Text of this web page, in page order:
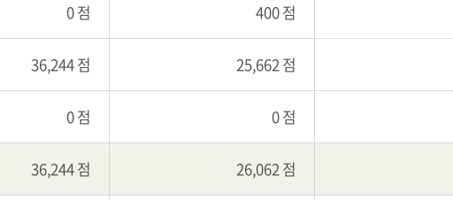
0 점 400 점
36,244 점 25,662 점
0 점 0 점
36,244 점 26,062 점